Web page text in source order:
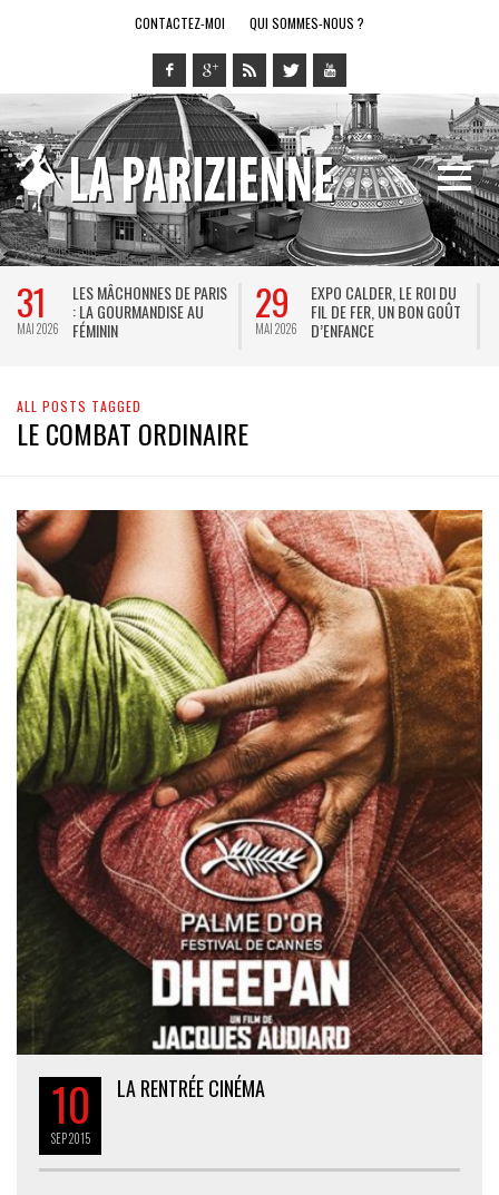
CONTACTEZ-MOI QUI SOMMES-NOUS ?
31
MAI 2026
LES MÂCHONNES DE PARIS
: LA GOURMANDISE AU
FÉMININ
29
MAI 2026
EXPO CALDER, LE ROI DU
FIL DE FER, UN BON GOÛT
D’ENFANCE
ALL POSTS TAGGED
LE COMBAT ORDINAIRE
10
SEP2015
LA RENTRÉE CINÉMA